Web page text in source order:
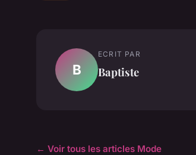
B
ECRIT PAR
Baptiste
← Voir tous les articles Mode